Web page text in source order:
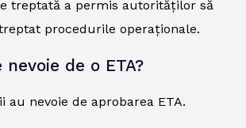
treptată a permis autorităților să
procedurile operaționale.
de o ETA?
au nevoie de aprobarea ETA.